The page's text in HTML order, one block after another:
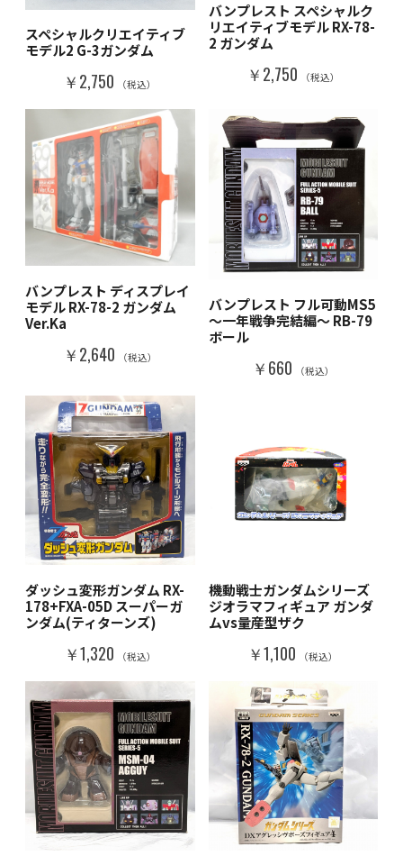
スペシャルクリエイティブ
モデル2 G-3ガンダム
￥2,750 （税込）
バンプレスト スペシャルク
リエイティブモデル RX-78-
2 ガンダム
￥2,750 （税込）
バンプレスト ディスプレイ
モデル RX-78-2 ガンダム
Ver.Ka
￥2,640 （税込）
バンプレスト フル可動MS5
～一年戦争完結編～ RB-79
ボール
￥660 （税込）
ダッシュ変形ガンダム RX-
178+FXA-05D スーパーガ
ンダム(ティターンズ)
￥1,320 （税込）
機動戦士ガンダムシリーズ
ジオラマフィギュア ガンダ
ムvs量産型ザク
￥1,100 （税込）